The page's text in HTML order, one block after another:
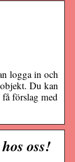
logga in och
Du kan
förslag med
oss!